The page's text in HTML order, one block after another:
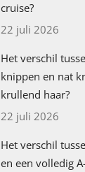
cruise?
22 juli 2026
Het verschil
knippen en nat
krullend haar?
22 juli 2026
Het verschil
en een volledig